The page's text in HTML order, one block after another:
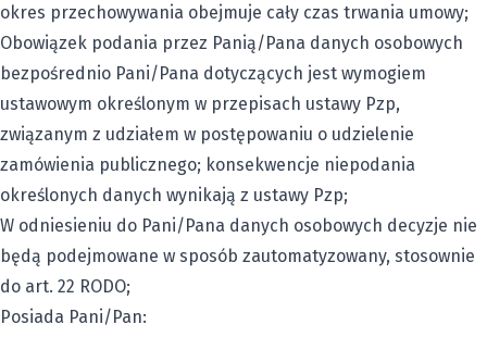
okres przechowywania obejmuje cały czas trwania umowy;
Obowiązek podania przez Panią/Pana danych osobowych
bezpośrednio Pani/Pana dotyczących jest wymogiem
ustawowym określonym w przepisach ustawy Pzp,
związanym z udziałem w postępowaniu o udzielenie
zamówienia publicznego; konsekwencje niepodania
określonych danych wynikają z ustawy Pzp;
W odniesieniu do Pani/Pana danych osobowych decyzje nie
będą podejmowane w sposób zautomatyzowany, stosownie
do art. 22 RODO;
Posiada Pani/Pan: